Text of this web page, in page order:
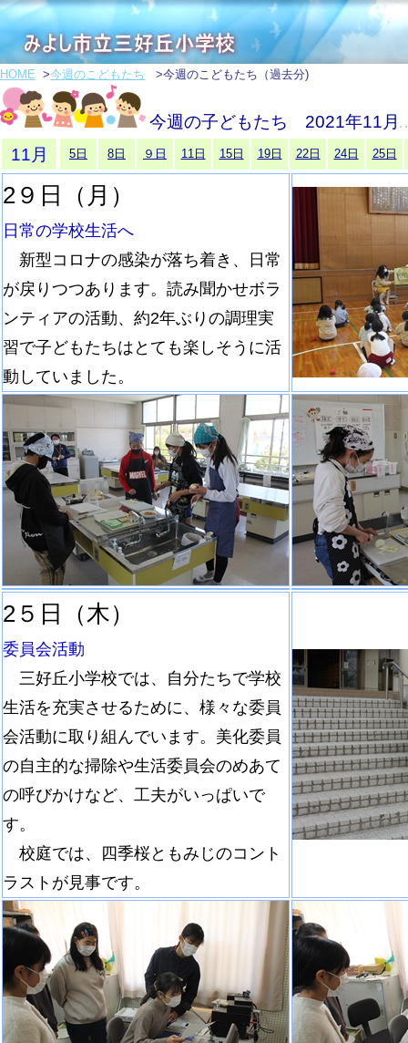
HOME >今週のこどもたち >今週のこどもたち（過去分)
今週の子どもたち 2021年11月
11月
5日 8日 ９日 11日 15日 19日 22日 24日 25日
2９日（月）
日常の学校生活へ
新型コロナの感染が落ち着き、日常
が戻りつつあります。読み聞かせボラ
ンティアの活動、約2年ぶりの調理実
習で子どもたちはとても楽しそうに活
動していました。
2５日（木）
委員会活動
三好丘小学校では、自分たちで学校
生活を充実させるために、様々な委員
会活動に取り組んでいます。美化委員
の自主的な掃除や生活委員会のめあて
の呼びかけなど、工夫がいっぱいで
す。
校庭では、四季桜ともみじのコント
ラストが見事です。